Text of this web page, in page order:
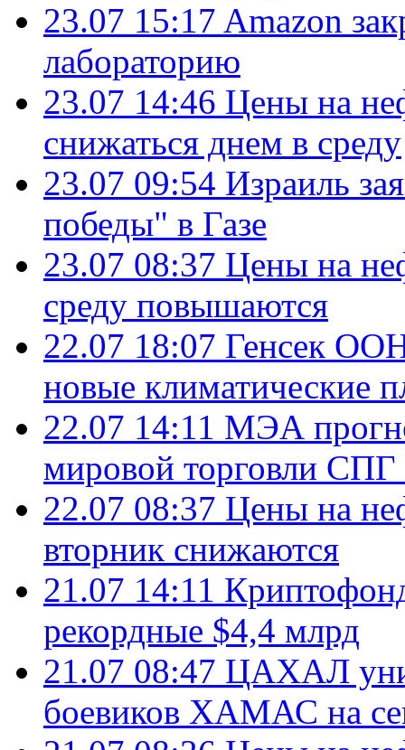
23.07 15:17 Amazon
лабораторию
23.07 14:46 Цены на
снижаться днем в среду
23.07 09:54 Израиль
победы" в Газе
23.07 08:37 Цены на
среду повышаются
22.07 18:07 Генсек ООН
новые климатические
22.07 14:11 МЭА
мировой торговли СПГ
22.07 08:37 Цены на
вторник снижаются
21.07 14:11
рекордные $4,4 млрд
21.07 08:47 ЦАХАЛ
боевиков ХАМАС на